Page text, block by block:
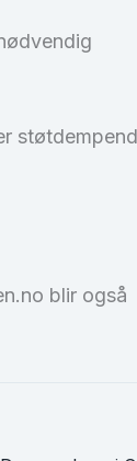
blir også